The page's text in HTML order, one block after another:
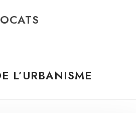
L’URBANISME